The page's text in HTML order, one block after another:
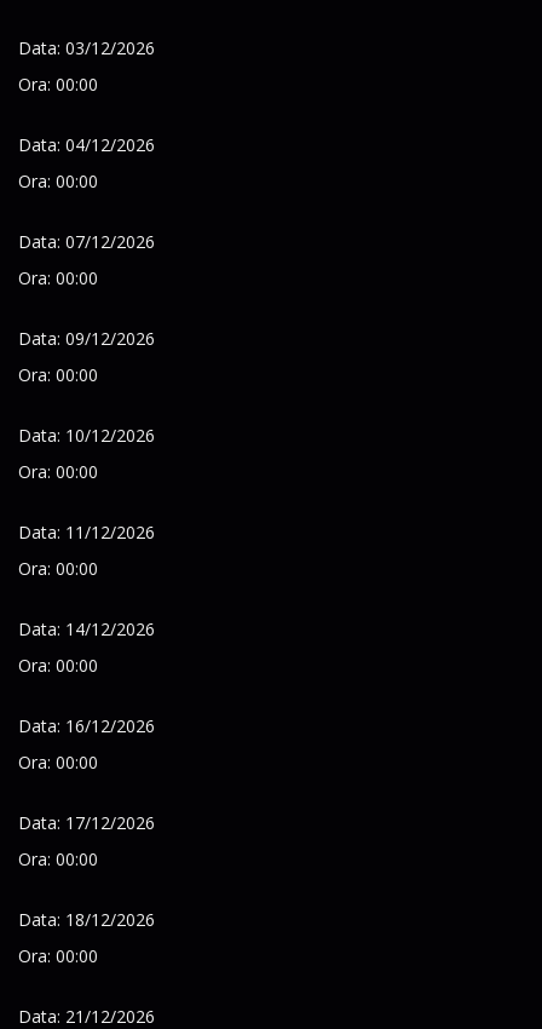
Data: 03/12/2026
Ora: 00:00
Data: 04/12/2026
Ora: 00:00
Data: 07/12/2026
Ora: 00:00
Data: 09/12/2026
Ora: 00:00
Data: 10/12/2026
Ora: 00:00
Data: 11/12/2026
Ora: 00:00
Data: 14/12/2026
Ora: 00:00
Data: 16/12/2026
Ora: 00:00
Data: 17/12/2026
Ora: 00:00
Data: 18/12/2026
Ora: 00:00
Data: 21/12/2026